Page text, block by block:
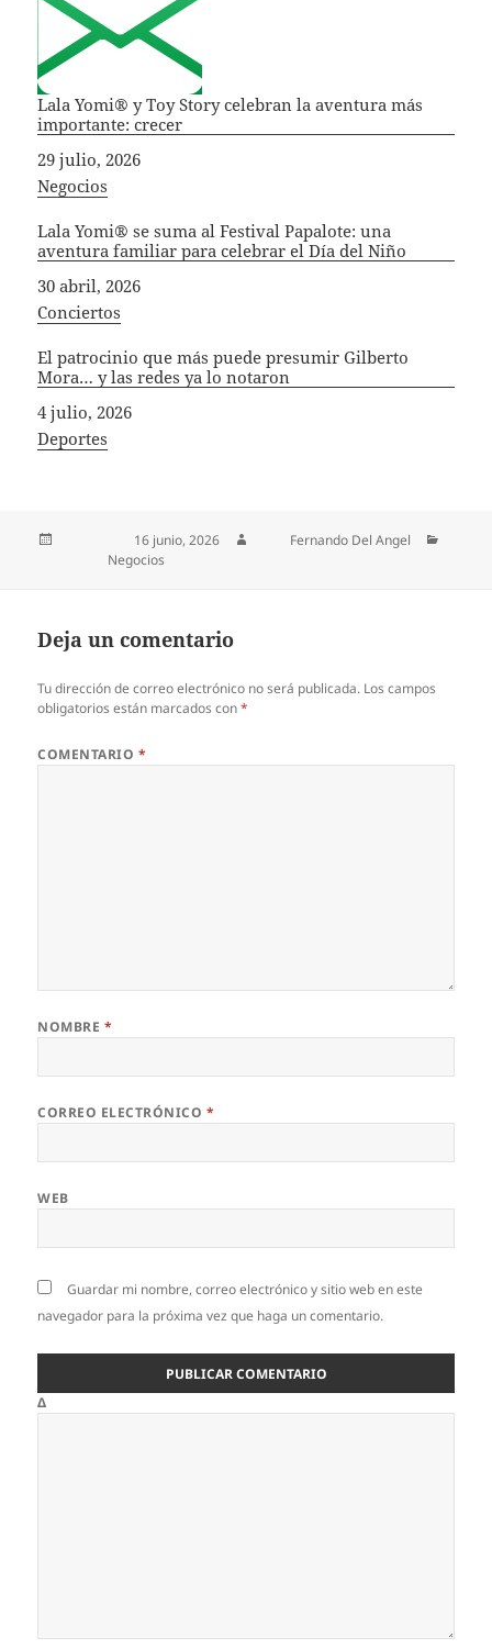
Lala Yomi® y Toy Story celebran la aventura más
importante: crecer
Fecha
29 julio, 2026
In relation to
Negocios
Lala Yomi® se suma al Festival Papalote: una
aventura familiar para celebrar el Día del Niño
Fecha
30 abril, 2026
In relation to
Conciertos
El patrocinio que más puede presumir Gilberto
Mora… y las redes ya lo notaron
Fecha
4 julio, 2026
In relation to
Deportes
16 junio, 2026
Fernando Del Angel
Negocios
Deja un comentario
Tu dirección de correo electrónico no será publicada. Los campos
obligatorios están marcados con*
COMENTARIO *
NOMBRE *
CORREO ELECTRÓNICO *
WEB
Guardar mi nombre, correo electrónico y sitio web en este
navegador para la próxima vez que haga un comentario.
Δ